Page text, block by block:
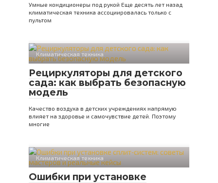
Умные кондиционеры под рукой Еще десять лет назад
климатическая техника ассоциировалась только с
пультом
Климатическая техника
Рециркуляторы для детского
сада: как выбрать безопасную
модель
Качество воздуха в детских учреждениях напрямую
влияет на здоровье и самочувствие детей. Поэтому
многие
Климатическая техника
Ошибки при установке